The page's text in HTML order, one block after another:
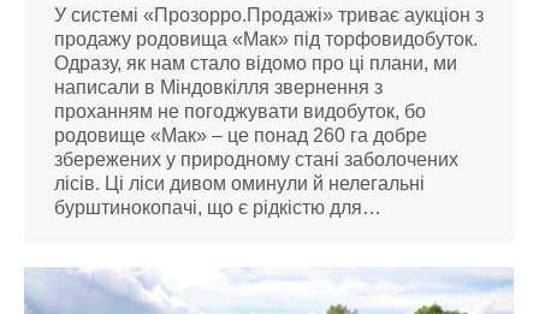
У системі «Прозорро.Продажі» триває аукціон з
продажу родовища «Мак» під торфовидобуток.
Одразу, як нам стало відомо про ці плани, ми
написали в Міндовкілля звернення з
проханням не погоджувати видобуток, бо
родовище «Мак» – це понад 260 га добре
збережених у природному стані заболочених
лісів. Ці ліси дивом оминули й нелегальні
бурштинокопачі, що є рідкістю для…